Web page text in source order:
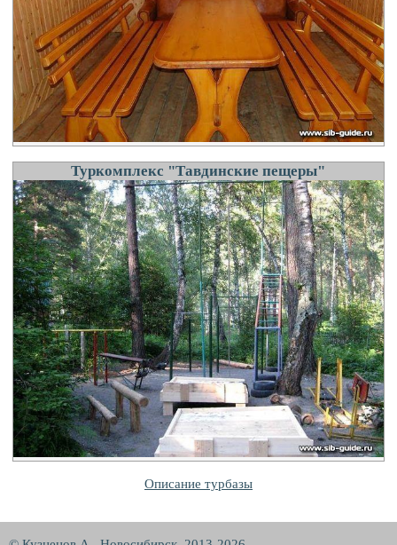
Туркомплекс "Тавдинские пещеры"
Описание турбазы